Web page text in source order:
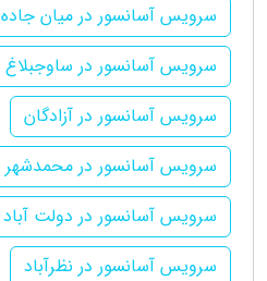
سرویس آسانسور در میان جاده
سرویس آسانسور در ساوجبلاغ
سرویس آسانسور در آزادگان
سرویس آسانسور در محمدشهر
سرویس آسانسور در دولت آباد
سرویس آسانسور در نظرآباد